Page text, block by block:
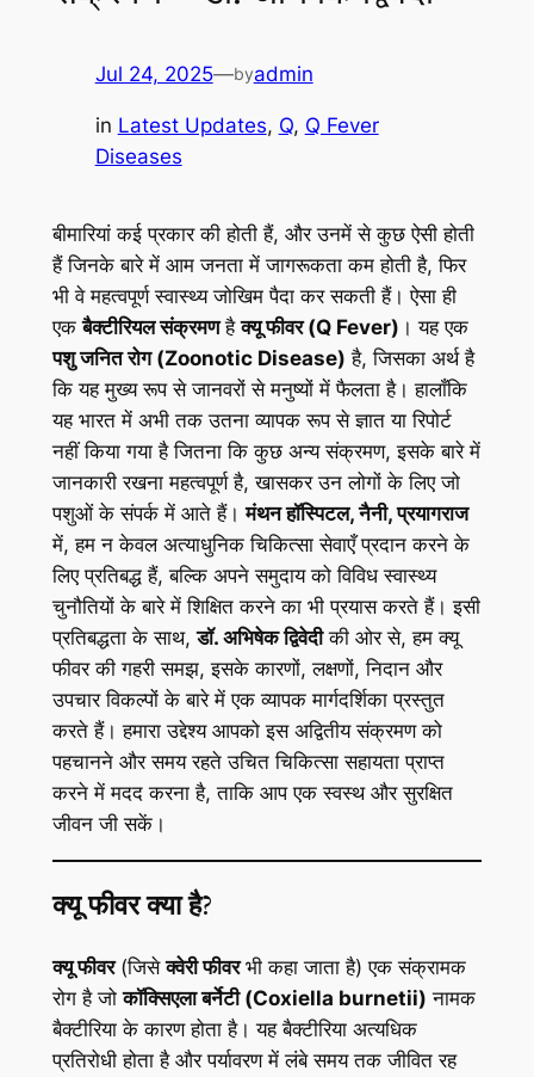
Jul 24, 2025—byadmin
in Latest Updates, Q, Q Fever
Diseases
बीमारियां कई प्रकार की होती हैं, और उनमें से कुछ ऐसी होती
हैं जिनके बारे में आम जनता में जागरूकता कम होती है, फिर
भी वे महत्वपूर्ण स्वास्थ्य जोखिम पैदा कर सकती हैं। ऐसा ही
एकबैक्टीरियल संक्रमणहैक्यू फीवर (Q Fever) । यह एक
पशु जनित रोग (Zoonotic Disease) है, जिसका अर्थ है
कि यह मुख्य रूप से जानवरों से मनुष्यों में फैलता है। हालाँकि
यह भारत में अभी तक उतना व्यापक रूप से ज्ञात या रिपोर्ट
नहीं किया गया है जितना कि कुछ अन्य संक्रमण, इसके बारे में
जानकारी रखना महत्वपूर्ण है, खासकर उन लोगों के लिए जो
पशुओं के संपर्क में आते हैं।मंथन हॉस्पिटल, नैनी, प्रयागराज
में, हम न केवल अत्याधुनिक चिकित्सा सेवाएँ प्रदान करने के
लिए प्रतिबद्ध हैं, बल्कि अपने समुदाय को विविध स्वास्थ्य
चुनौतियों के बारे में शिक्षित करने का भी प्रयास करते हैं। इसी
प्रतिबद्धता के साथ,डॉ. अभिषेक द्विवेदीकी ओर से, हम क्यू
फीवर की गहरी समझ, इसके कारणों, लक्षणों, निदान और
उपचार विकल्पों के बारे में एक व्यापक मार्गदर्शिका प्रस्तुत
करते हैं। हमारा उद्देश्य आपको इस अद्वितीय संक्रमण को
पहचानने और समय रहते उचित चिकित्सा सहायता प्राप्त
करने में मदद करना है, ताकि आप एक स्वस्थ और सुरक्षित
जीवन जी सकें।
क्यू फीवर क्या है?
क्यू फीवर(जिसेक्वेरी फीवरभी कहा जाता है) एक संक्रामक
रोग है जोकॉक्सिएला बर्नेटी (Coxiella burnetii) नामक
बैक्टीरिया के कारण होता है। यह बैक्टीरिया अत्यधिक
प्रतिरोधी होता है और पर्यावरण में लंबे समय तक जीवित रह